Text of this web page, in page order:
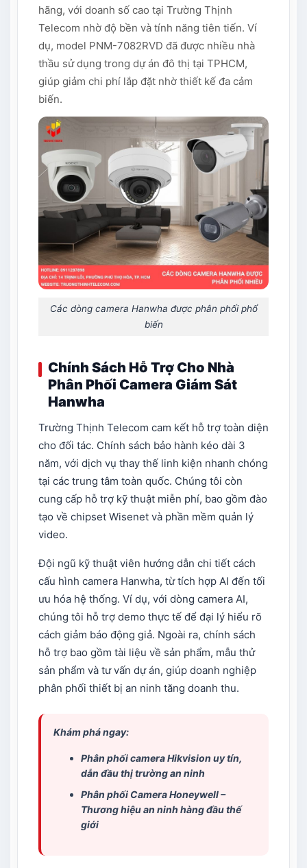
hãng, với doanh số cao tại Trường Thịnh
Telecom nhờ độ bền và tính năng tiên tiến. Ví
dụ, model PNM-7082RVD đã được nhiều nhà
thầu sử dụng trong dự án đô thị tại TPHCM,
giúp giảm chi phí lắp đặt nhờ thiết kế đa cảm
biến.
Các dòng camera Hanwha được phân phối phổ
biến
Chính Sách Hỗ Trợ Cho Nhà
Phân Phối Camera Giám Sát
Hanwha
Trường Thịnh Telecom cam kết hỗ trợ toàn diện
cho đối tác. Chính sách bảo hành kéo dài 3
năm, với dịch vụ thay thế linh kiện nhanh chóng
tại các trung tâm toàn quốc. Chúng tôi còn
cung cấp hỗ trợ kỹ thuật miễn phí, bao gồm đào
tạo về chipset Wisenet và phần mềm quản lý
video.
Đội ngũ kỹ thuật viên hướng dẫn chi tiết cách
cấu hình camera Hanwha, từ tích hợp AI đến tối
ưu hóa hệ thống. Ví dụ, với dòng camera AI,
chúng tôi hỗ trợ demo thực tế để đại lý hiểu rõ
cách giảm báo động giả. Ngoài ra, chính sách
hỗ trợ bao gồm tài liệu về sản phẩm, mẫu thử
sản phẩm và tư vấn dự án, giúp doanh nghiệp
phân phối thiết bị an ninh tăng doanh thu.
Khám phá ngay:
Phân phối camera Hikvision uy tín,
dẫn đầu thị trường an ninh
Phân phối Camera Honeywell–
Thương hiệu an ninh hàng đầu thế
giới